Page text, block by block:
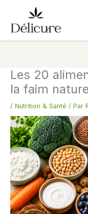
contenu
Les 20
la faim
/ Nutrition & Santé / Par